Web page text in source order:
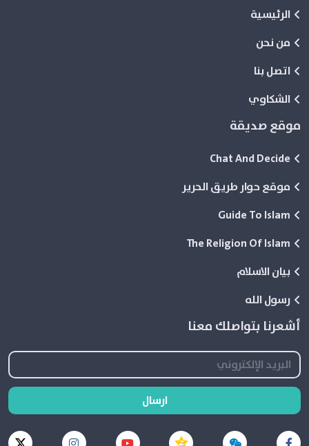
الرئيسية
من نحن
اتصل بنا
الشكاوي
موقع صديقة
Chat And Decide
موقع حوار طريق الحرير
Guide To Islam
The Religion Of Islam
بيان الاسلام
رسول الله
أشعرنا بتواصلك معنا
ارسال